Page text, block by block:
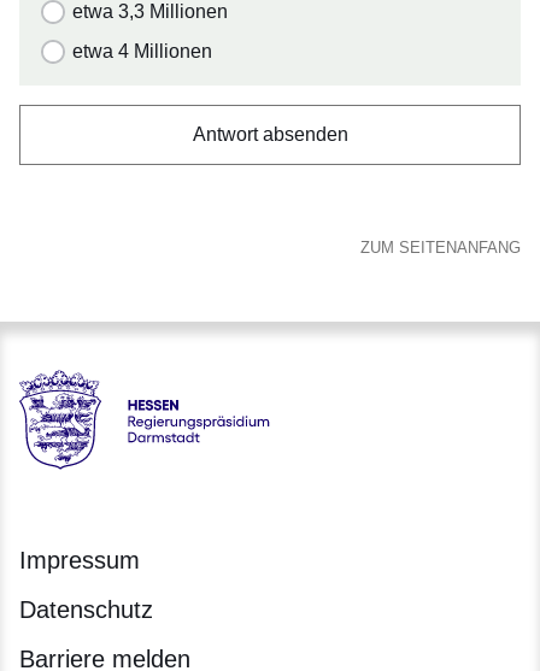
etwa 3,3 Millionen
etwa 4 Millionen
ZUM SEITENANFANG
Hessen - Regierungspräsidium Darmstadt
Impressum
Datenschutz
Barriere melden